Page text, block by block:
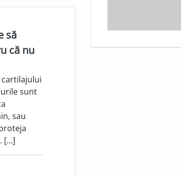
să
că nu
sunt
sau
[…]